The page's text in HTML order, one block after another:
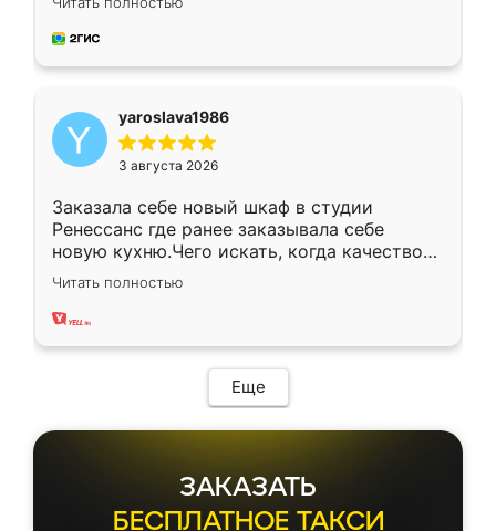
довольны работой. Спасибо Ренессанс
мебель за качественную работу!
yaroslava1986
3 августа 2026
Заказала себе новый шкаф в студии
Ренессанс где ранее заказывала себе
новую кухню.Чего искать, когда качеством
вполне довольна. Служит кухня уже почти
два года, нареканий нет.
Читать полностью
Еще
ЗАКАЗАТЬ
БЕСПЛАТНОЕ ТАКСИ